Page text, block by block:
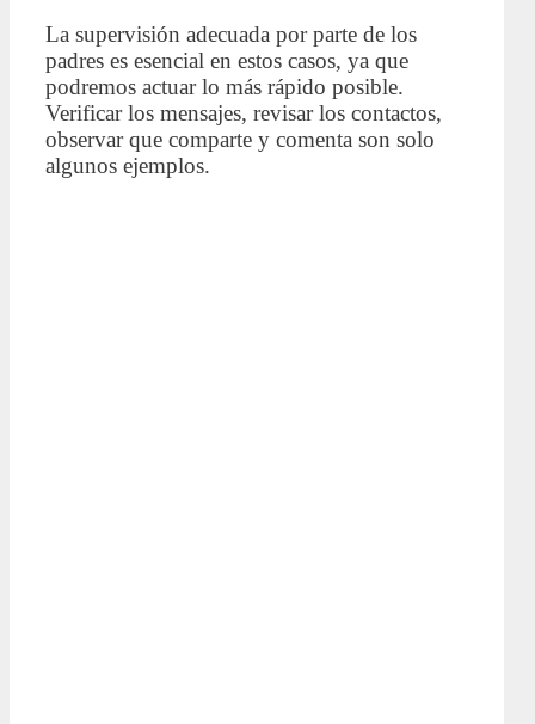
La supervisión adecuada por parte de los
padres es esencial en estos casos, ya que
podremos actuar lo más rápido posible.
Verificar los mensajes, revisar los contactos,
observar que comparte y comenta son solo
algunos ejemplos.